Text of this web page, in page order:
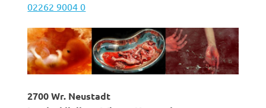
02262 9004 0
2700 Wr. Neustadt